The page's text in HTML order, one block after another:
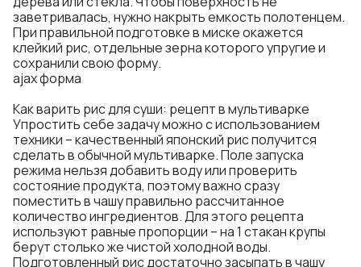
заветривалась, нужно накрыть емкость полотенцем.
При правильной подготовке в миске окажется
клейкий рис, отдельные зерна которого упругие и
сохранили свою форму.
ajax форма
Как варить рис для суши: рецепт в мультиварке
Упростить себе задачу можно с использованием
техники – качественный японский рис получится
сделать в обычной мультиварке. Поле запуска
режима нельзя добавить воду или проверить
состояние продукта, поэтому важно сразу
поместить в чашу правильно рассчитанное
количество ингредиентов. Для этого рецепта
используют равные пропорции – на 1 стакан крупы
берут столько же чистой холодной воды.
Подготовленный рис достаточно засыпать в чашу